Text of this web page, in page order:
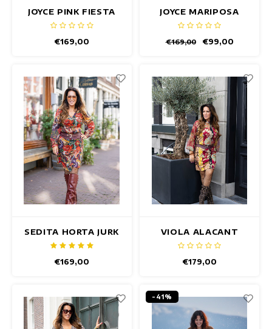
JOYCE PINK FIESTA
JURK
€169,00
JOYCE MARIPOSA
JURK
€169,00 €99,00
SEDITA HORTA JURK
€169,00
VIOLA ALACANT
JURK
€179,00
-41%